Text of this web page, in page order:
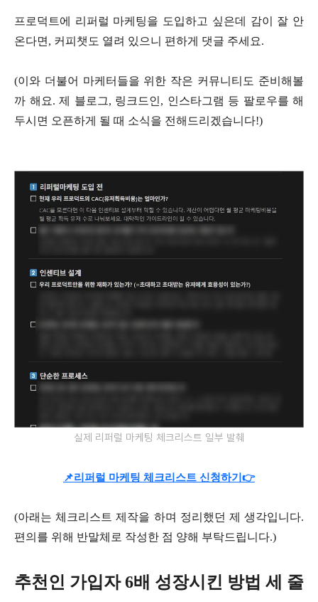
프로덕트에 리퍼럴 마케팅을 도입하고 싶은데 감이 잘 안
온다면, 커피챗도 열려 있으니 편하게 댓글 주세요.
(이와 더불어 마케터들을 위한 작은 커뮤니티도 준비해볼
까 해요. 제 블로그, 링크드인, 인스타그램 등 팔로우를 해
두시면 오픈하게 될 때 소식을 전해드리겠습니다!)
실제 리퍼럴 마케팅 체크리스트 일부 발췌
📌리퍼럴 마케팅 체크리스트 신청하기👉
(아래는 체크리스트 제작을 하며 정리했던 제 생각입니다.
편의를 위해 반말체로 작성한 점 양해 부탁드립니다.)
추천인 가입자 6배 성장시킨 방법 세 줄